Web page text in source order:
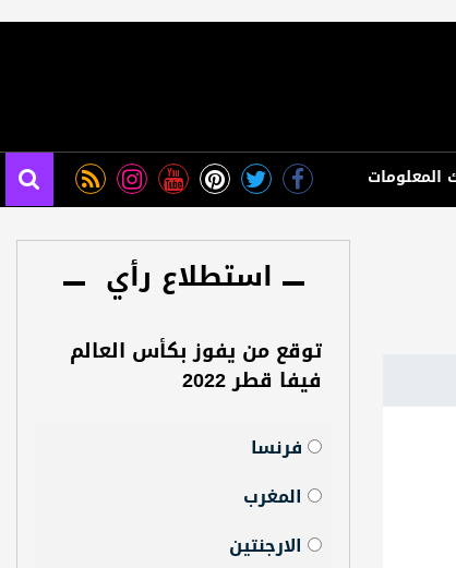
المعلومات
استطلاع رأي
توقع من يفوز بكأس العالم
فيفا قطر 2022
فرنسا
المغرب
الارجنتين